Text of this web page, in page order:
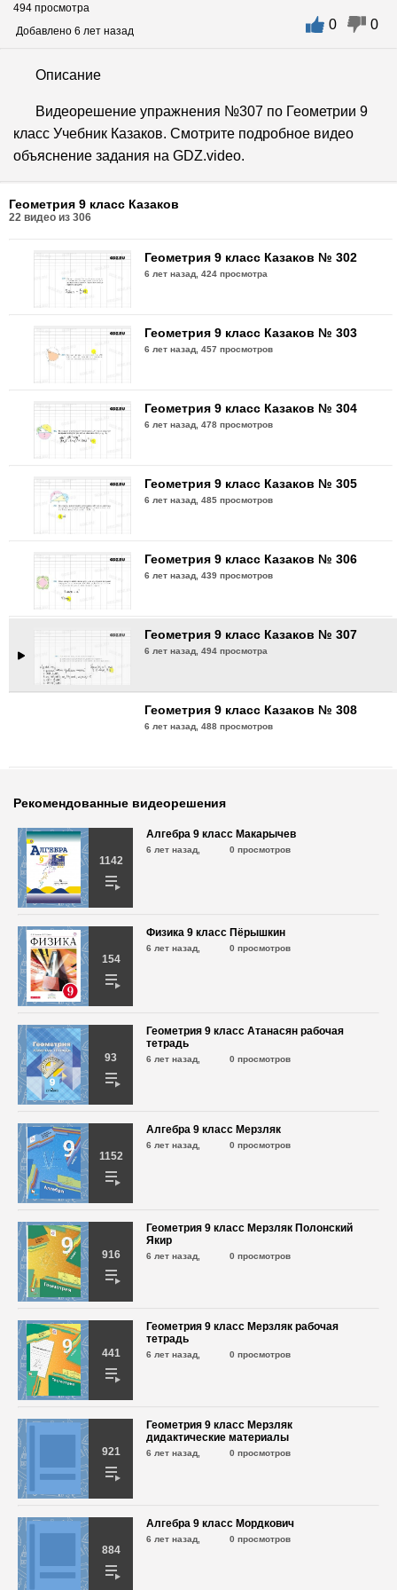
494 просмотра
Добавлено 6 лет назад
0 0
Описание
Видеорешение упражнения №307 по Геометрии 9
класс Учебник Казаков. Смотрите подробное видео
объяснение задания на GDZ.video.
Геометрия 9 класс Казаков
22 видео из 306
Геометрия 9 класс Казаков № 299
Геометрия 9 класс Казаков № 300
Геометрия 9 класс Казаков № 301
Геометрия 9 класс Казаков № 302
6 лет назад,424 просмотра
Геометрия 9 класс Казаков № 303
6 лет назад,457 просмотров
Геометрия 9 класс Казаков № 304
6 лет назад,478 просмотров
Геометрия 9 класс Казаков № 305
6 лет назад,485 просмотров
Геометрия 9 класс Казаков № 306
6 лет назад,439 просмотров
Геометрия 9 класс Казаков № 307
6 лет назад,494 просмотра
Геометрия 9 класс Казаков № 308
6 лет назад,488 просмотров
Рекомендованные видеорешения
1142
Алгебра 9 класс Макарычев
6 лет назад, 0 просмотров
154
Физика 9 класс Пёрышкин
6 лет назад, 0 просмотров
93
Геометрия 9 класс Атанасян рабочая
тетрадь
6 лет назад, 0 просмотров
1152
Алгебра 9 класс Мерзляк
6 лет назад, 0 просмотров
916
Геометрия 9 класс Мерзляк Полонский
Якир
6 лет назад, 0 просмотров
441
Геометрия 9 класс Мерзляк рабочая
тетрадь
6 лет назад, 0 просмотров
921
Геометрия 9 класс Мерзляк
дидактические материалы
6 лет назад, 0 просмотров
884
Алгебра 9 класс Мордкович
6 лет назад, 0 просмотров